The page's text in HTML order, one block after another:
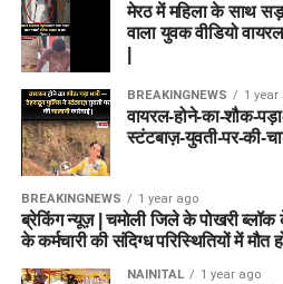
मेरठ में महिला के साथ
वाला युवक वीडियो
BREAKINGNEWS 1 year
वायरल-होने-का-शौक-
स्टंटबाज़-युवती-पर-की-
BREAKINGNEWS 1 year ago
ब्रेकिंग न्यूज़ | चमोली जिले के पोखरी ब्लॉक
के कर्मचारी की संदिग्ध परिस्थितियों में मौत
NAINITAL 1 year ago